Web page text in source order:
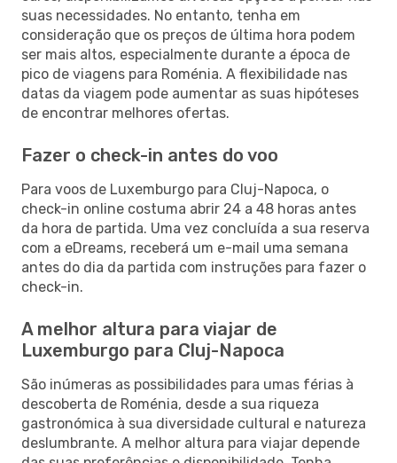
suas necessidades. No entanto, tenha em
consideração que os preços de última hora podem
ser mais altos, especialmente durante a época de
pico de viagens para Roménia. A flexibilidade nas
datas da viagem pode aumentar as suas hipóteses
de encontrar melhores ofertas.
Fazer o check-in antes do voo
Para voos de Luxemburgo para Cluj-Napoca, o
check-in online costuma abrir 24 a 48 horas antes
da hora de partida. Uma vez concluída a sua reserva
com a eDreams, receberá um e-mail uma semana
antes do dia da partida com instruções para fazer o
check-in.
A melhor altura para viajar de
Luxemburgo para Cluj-Napoca
São inúmeras as possibilidades para umas férias à
descoberta de Roménia, desde a sua riqueza
gastronómica à sua diversidade cultural e natureza
deslumbrante. A melhor altura para viajar depende